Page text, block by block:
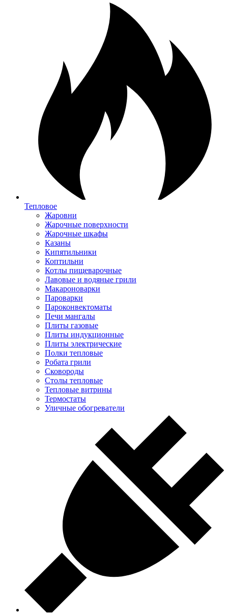
Тепловое
Жаровни
Жарочные поверхности
Жарочные шкафы
Казаны
Кипятильники
Коптильни
Котлы пищеварочные
Лавовые и водяные грили
Макароноварки
Пароварки
Пароконвектоматы
Печи мангалы
Плиты газовые
Плиты индукционные
Плиты электрические
Полки тепловые
Робата грили
Сковороды
Столы тепловые
Тепловые витрины
Термостаты
Уличные обогреватели